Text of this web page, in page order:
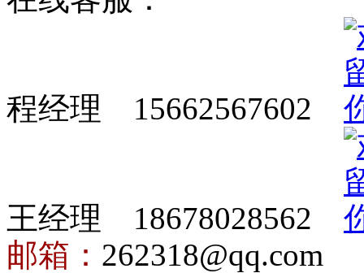
程经理 15662567602
王经理 18678028562
邮箱： 262318@qq.com